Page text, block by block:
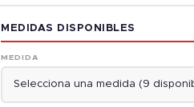
MEDIDAS DISPONIBLES
MEDIDA